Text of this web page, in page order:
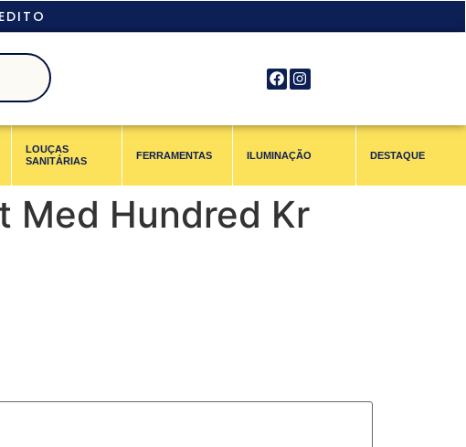
LOUÇAS
SANITÁRIAS
FERRAMENTAS ILUMINAÇÃO DESTAQUE
Med Hundred Kr